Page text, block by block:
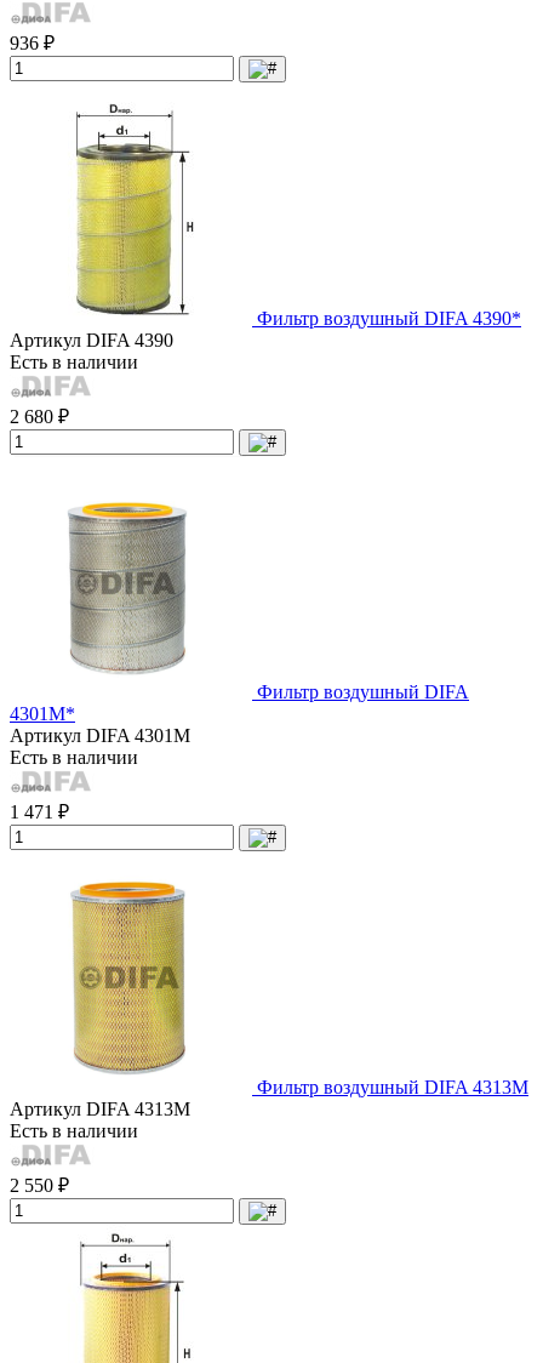
936 ₽
Фильтр воздушный DIFA 4390*
Артикул DIFA 4390
Есть в наличии
2 680 ₽
Фильтр воздушный DIFA
4301М*
Артикул DIFA 4301М
Есть в наличии
1 471 ₽
Фильтр воздушный DIFA 4313М
Артикул DIFA 4313M
Есть в наличии
2 550 ₽